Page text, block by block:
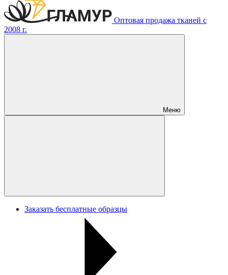
Оптовая продажа тканей с
2008 г.
Меню
Заказать бесплатные образцы